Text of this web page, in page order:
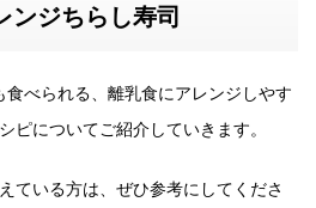
ンジちらし寿司
食べられる、離乳食にアレンジしやす
ピについてご紹介していきます。
ている方は、ぜひ参考にしてくださ